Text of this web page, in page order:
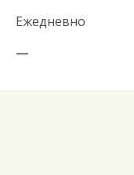
Ежедневно
—